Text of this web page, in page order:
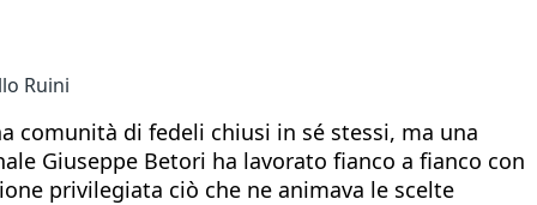
Ruini
comunità di fedeli chiusi in sé stessi, ma una
Giuseppe Betori ha lavorato fianco a fianco con
privilegiata ciò che ne animava le scelte